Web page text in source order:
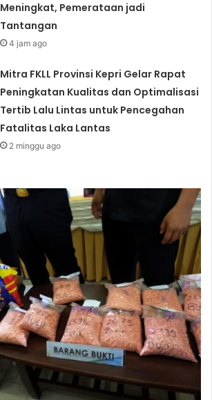
Meningkat, Pemerataan jadi
Tantangan
4 jam ago
Mitra FKLL Provinsi Kepri Gelar Rapat
Peningkatan Kualitas dan Optimalisasi
Tertib Lalu Lintas untuk Pencegahan
Fatalitas Laka Lantas
2 minggu ago